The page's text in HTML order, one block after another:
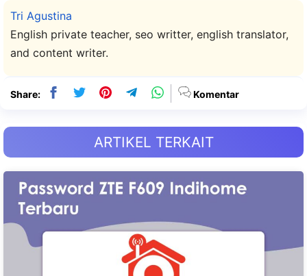
Tri Agustina
English private teacher, seo writter, english translator,
and content writer.
Share: Komentar
ARTIKEL TERKAIT